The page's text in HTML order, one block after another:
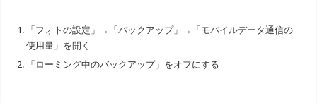
「フォトの設定」→「バックアップ」→「モバイルデータ通信の
使用量」を開く
「ローミング中のバックアップ」をオフにする